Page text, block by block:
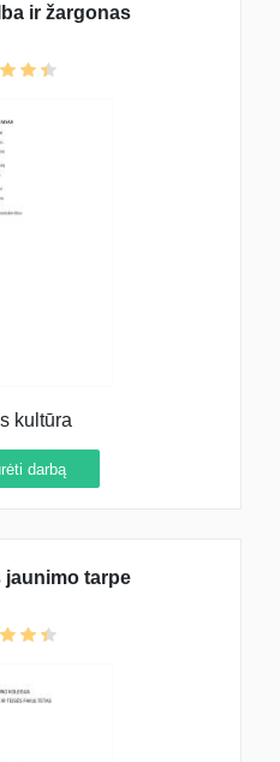
ir žargonas
kultūra
darbą
tarpe